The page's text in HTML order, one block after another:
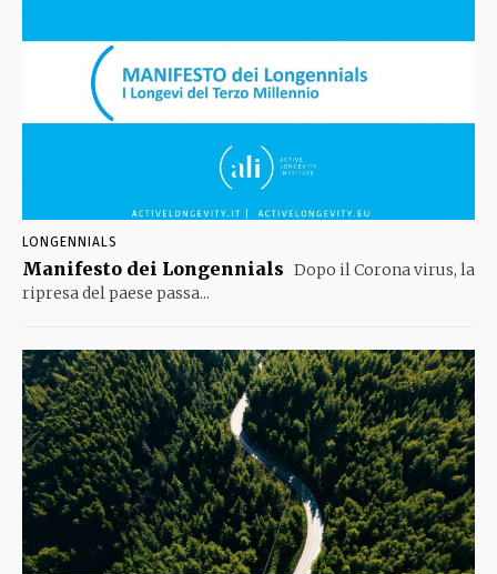
LONGENNIALS
Manifesto dei Longennials Dopo il Corona virus, la
ripresa del paese passa...